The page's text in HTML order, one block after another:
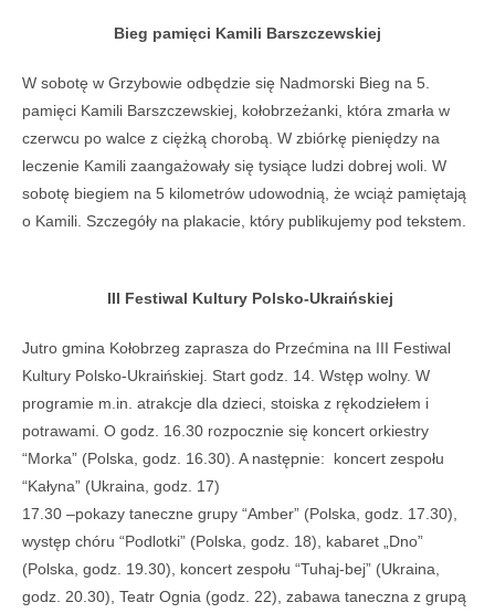
Bieg pamięci Kamili Barszczewskiej
W sobotę w Grzybowie odbędzie się Nadmorski Bieg na 5.
pamięci Kamili Barszczewskiej, kołobrzeżanki, która zmarła w
czerwcu po walce z ciężką chorobą. W zbiórkę pieniędzy na
leczenie Kamili zaangażowały się tysiące ludzi dobrej woli. W
sobotę biegiem na 5 kilometrów udowodnią, że wciąż pamiętają
o Kamili. Szczegóły na plakacie, który publikujemy pod tekstem.
III Festiwal Kultury Polsko-Ukraińskiej
Jutro gmina Kołobrzeg zaprasza do Przećmina na III Festiwal
Kultury Polsko-Ukraińskiej. Start godz. 14. Wstęp wolny. W
programie m.in. atrakcje dla dzieci, stoiska z rękodziełem i
potrawami. O godz. 16.30 rozpocznie się koncert orkiestry
“Morka” (Polska, godz. 16.30). A następnie: koncert zespołu
“Kałyna” (Ukraina, godz. 17)
17.30 –pokazy taneczne grupy “Amber” (Polska, godz. 17.30),
występ chóru “Podlotki” (Polska, godz. 18), kabaret „Dno”
(Polska, godz. 19.30), koncert zespołu “Tuhaj-bej” (Ukraina,
godz. 20.30), Teatr Ognia (godz. 22), zabawa taneczna z grupą